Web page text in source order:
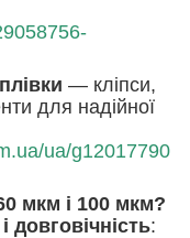
— кліпси,
для надійної
ua/g12017790
мкм і 100 мкм?
довговічність: